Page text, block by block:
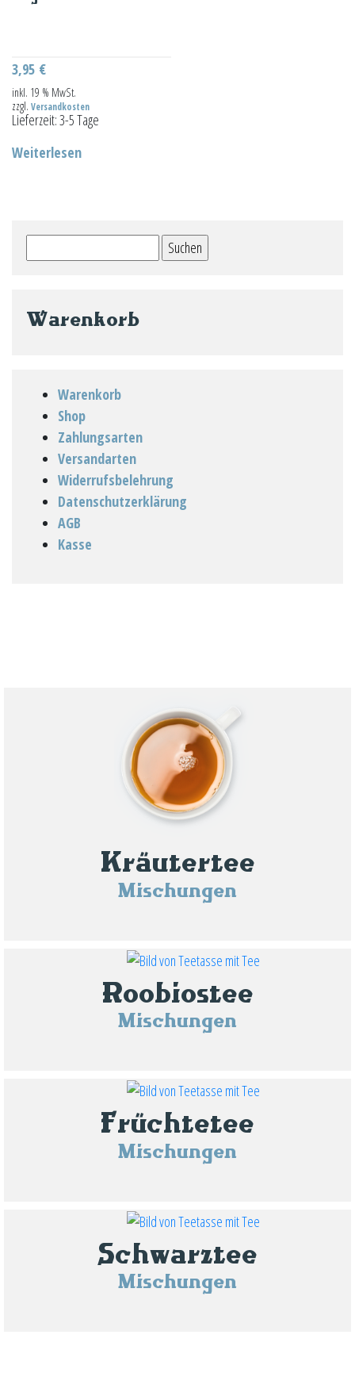
3,95 €
inkl. 19 % MwSt.
zzgl. Versandkosten
Lieferzeit:3-5 Tage
Weiterlesen
nach:
Warenkorb
Warenkorb
Shop
Zahlungsarten
Versandarten
Widerrufsbelehrung
Datenschutzerklärung
AGB
Kasse
Kräutertee
Mischungen
Roobiostee
Mischungen
Früchtetee
Mischungen
Schwarztee
Mischungen